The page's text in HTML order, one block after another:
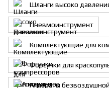
Шланги высоко
Пневмоинструмент
Комплектующие для
Форсунки для
Аппараты